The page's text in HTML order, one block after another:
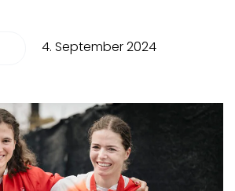
4. September 2024